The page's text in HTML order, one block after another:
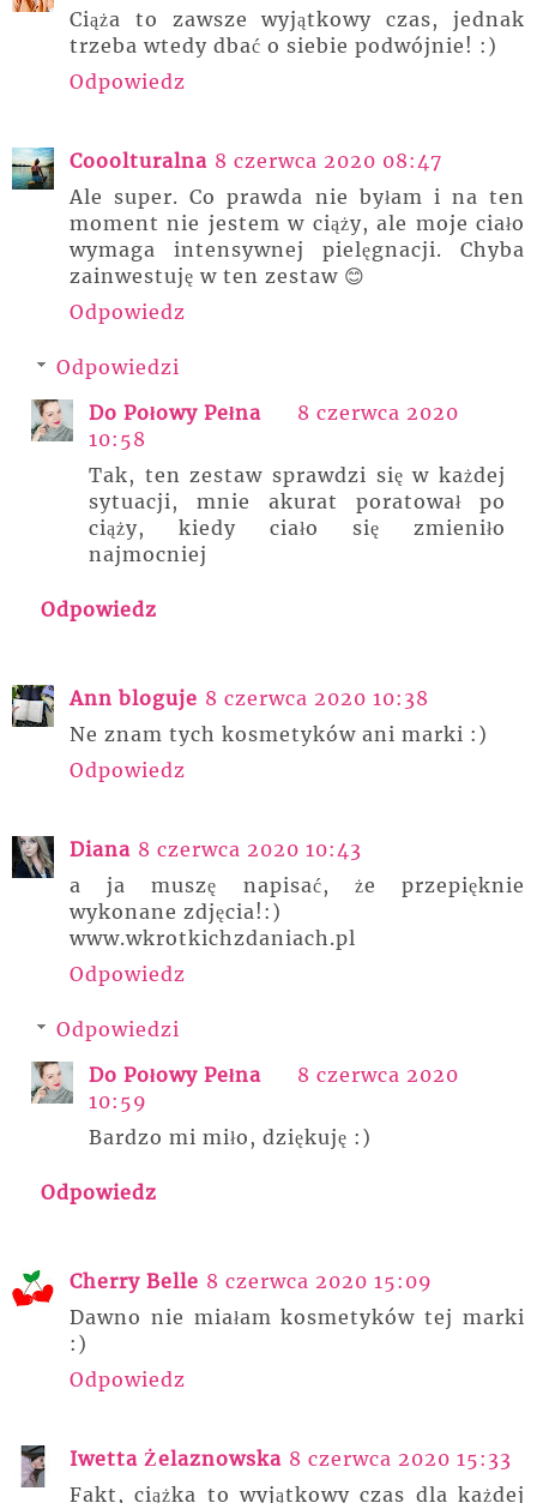
Ciąża to zawsze wyjątkowy czas, jednak
trzeba wtedy dbać o siebie podwójnie! :)
Odpowiedz
Cooolturalna 8 czerwca 2020 08:47
Ale super. Co prawda nie byłam i na ten
moment nie jestem w ciąży, ale moje ciało
wymaga intensywnej pielęgnacji. Chyba
zainwestuję w ten zestaw 😊
Odpowiedz
Odpowiedzi
Do Połowy Pełna
8 czerwca 2020
10:58
Tak, ten zestaw sprawdzi się w każdej
sytuacji, mnie akurat poratował po
ciąży, kiedy ciało się zmieniło
najmocniej
Odpowiedz
Ann bloguje 8 czerwca 2020 10:38
Ne znam tych kosmetyków ani marki :)
Odpowiedz
Diana 8 czerwca 2020 10:43
a ja muszę napisać, że przepięknie
wykonane zdjęcia!:)
www.wkrotkichzdaniach.pl
Odpowiedz
Odpowiedzi
Do Połowy Pełna
8 czerwca 2020
10:59
Bardzo mi miło, dziękuję :)
Odpowiedz
Cherry Belle 8 czerwca 2020 15:09
Dawno nie miałam kosmetyków tej marki
:)
Odpowiedz
Iwetta Żelaznowska 8 czerwca 2020 15:33
Fakt, ciążka to wyjątkowy czas dla każdej